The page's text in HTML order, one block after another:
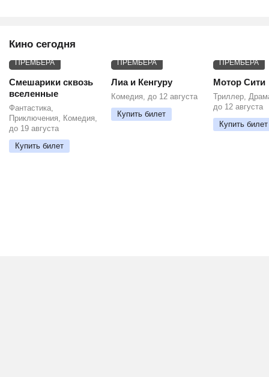
Кино сегодня
ПРЕМЬЕРА
Смешарики сквозь
вселенные
Фантастика,
Приключения, Комедия,
до 19 августа
Купить билет
ПРЕМЬЕРА
Лиа и Кенгуру
Комедия, до 12 августа
Купить билет
ПРЕМЬЕРА
Мотор Сити
Триллер,
до 12 августа
Купить билет